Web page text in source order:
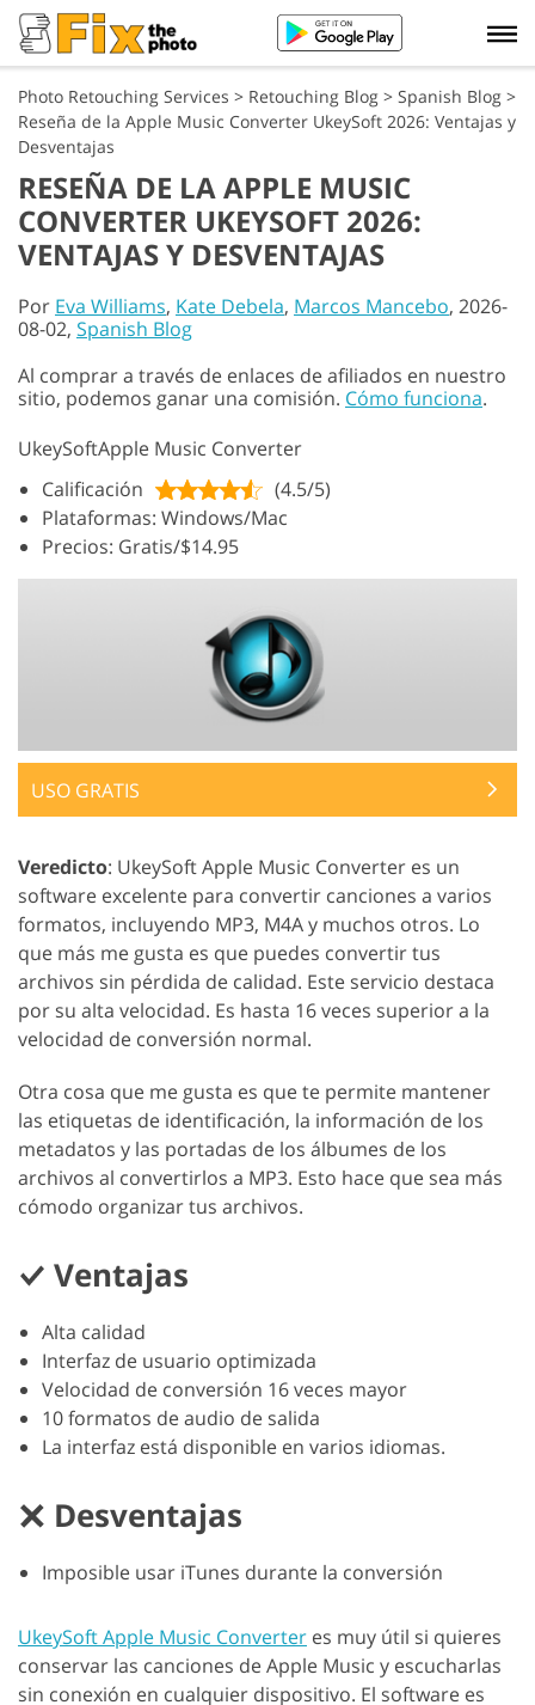
Photo Retouching Services > Retouching Blog > Spanish Blog >
Reseña de la Apple Music Converter UkeySoft 2026: Ventajas y
Desventajas
RESEÑA DE LA APPLE MUSIC
CONVERTER UKEYSOFT 2026:
VENTAJAS Y DESVENTAJAS
Por Eva Williams, Kate Debela, Marcos Mancebo, 2026-
08-02, Spanish Blog
Al comprar a través de enlaces de afiliados en nuestro
sitio, podemos ganar una comisión. Cómo funciona.
UkeySoftApple Music Converter
Calificación
(4.5/5)
Plataformas: Windows/Mac
Precios: Gratis/$14.95
USO GRATIS
Veredicto: UkeySoft Apple Music Converter es un
software excelente para convertir canciones a varios
formatos, incluyendo MP3, M4A y muchos otros. Lo
que más me gusta es que puedes convertir tus
archivos sin pérdida de calidad. Este servicio destaca
por su alta velocidad. Es hasta 16 veces superior a la
velocidad de conversión normal.
Otra cosa que me gusta es que te permite mantener
las etiquetas de identificación, la información de los
metadatos y las portadas de los álbumes de los
archivos al convertirlos a MP3. Esto hace que sea más
cómodo organizar tus archivos.
Ventajas
Alta calidad
Interfaz de usuario optimizada
Velocidad de conversión 16 veces mayor
10 formatos de audio de salida
La interfaz está disponible en varios idiomas.
Desventajas
Imposible usar iTunes durante la conversión
UkeySoft Apple Music Converter es muy útil si quieres
conservar las canciones de Apple Music y escucharlas
sin conexión en cualquier dispositivo. El software es